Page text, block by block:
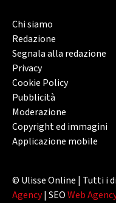
Chi siamo
Redazione
Segnala alla redazione
Privacy
Cookie Policy
Pubblicità
Moderazione
Copyright ed immagini
Applicazione mobile
© Ulisse Online | Tutti i
Agency| SEOWeb